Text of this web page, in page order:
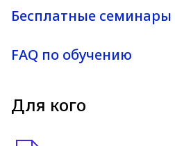
Бесплатные семинары
FAQ по обучению
Для кого